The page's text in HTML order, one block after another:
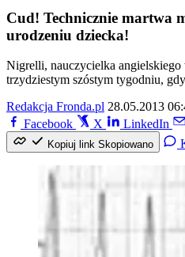
Cud! Technicznie martwa
urodzeniu dziecka!
Nigrelli, nauczycielka
trzydziestym szóstym tygodniu, gdy
Redakcja Fronda.pl 28.05.2013
Facebook
X LinkedIn
Kopiuj link Skopiowano